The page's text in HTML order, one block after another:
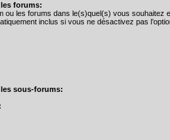
forums:
ou les forums dans le(s)quel(s) vous souhaitez
inclus si vous ne désactivez pas
sous-forums: